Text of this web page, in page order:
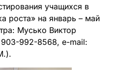
учащихся в
роста» на январь – май
Мусько Виктор
992-8568, e-mail: